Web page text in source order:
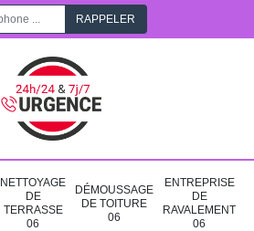
NETTOYAGE
DE
TERRASSE
06
DÉMOUSSAGE
DE TOITURE
06
ENTREPRISE
DE
RAVALEMENT
06